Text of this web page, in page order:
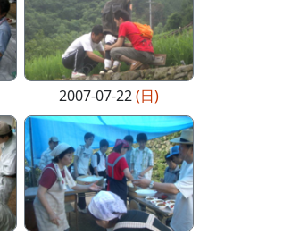
2007-07-22(日)